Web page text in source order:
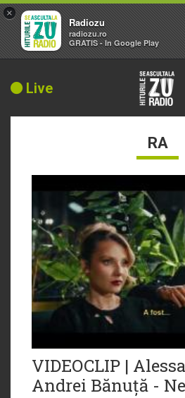
Live
RA
VIDEOCLIP |
Andrei Bănuță -
×
Radiozu
radiozu.ro
GRATIS - In Google Play